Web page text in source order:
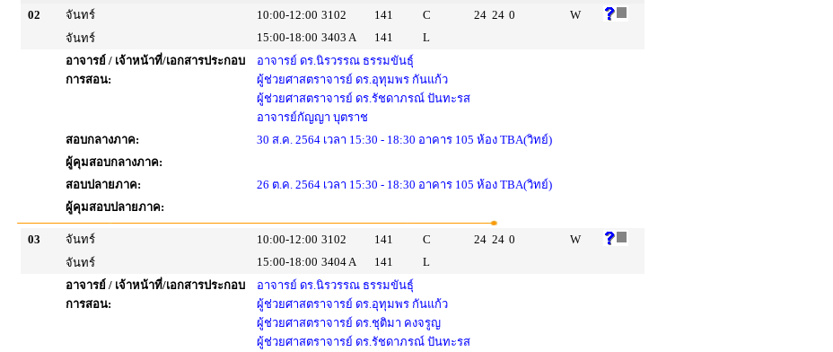
02
จันทร์ 10:00-12:00 3102 141 C 24 24 0
W
จันทร์
15:00-18:00 3403 A 141
L
อาจารย์ / เจ้าหน้าที่/เอกสารประกอบ
การสอน:
อาจารย์ ดร.นิรวรรณ ธรรมขันธุ์
ผู้ช่วยศาสตราจารย์ ดร.อุทุมพร กันแก้ว
ผู้ช่วยศาสตราจารย์ ดร.รัชดาภรณ์ ปันทะรส
อาจารย์กัญญา บุตราช
สอบกลางภาค:
30 ส.ค. 2564 เวลา 15:30 - 18:30 อาคาร 105 ห้อง TBA(วิทย์)
ผู้คุมสอบกลางภาค:
สอบปลายภาค:
26 ต.ค. 2564 เวลา 15:30 - 18:30 อาคาร 105 ห้อง TBA(วิทย์)
ผู้คุมสอบปลายภาค:
03 จันทร์ 10:00-12:00 3102 141 C 24 24 0
W
จันทร์
15:00-18:00 3404 A 141
L
อาจารย์ / เจ้าหน้าที่/เอกสารประกอบ
การสอน:
อาจารย์ ดร.นิรวรรณ ธรรมขันธุ์
ผู้ช่วยศาสตราจารย์ ดร.อุทุมพร กันแก้ว
ผู้ช่วยศาสตราจารย์ ดร.ชุติมา คงจรูญ
ผู้ช่วยศาสตราจารย์ ดร.รัชดาภรณ์ ปันทะรส